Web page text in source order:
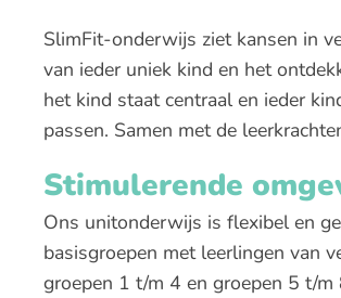
SlimFit-onderwijs ziet kansen in
van ieder uniek kind en het
het kind staat centraal en ieder
passen. Samen met de
Stimulerende
Ons unitonderwijs is flexibel en
basisgroepen met leerlingen van
groepen 1 t/m 4 en groepen 5 t/